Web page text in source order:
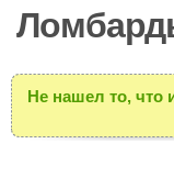
Не нашел то, что